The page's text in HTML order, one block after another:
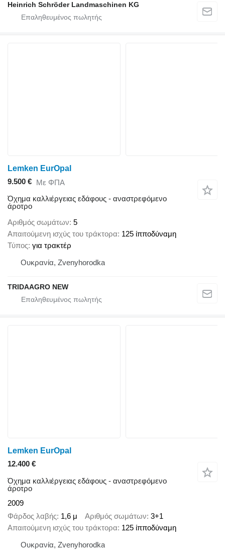
Heinrich Schröder Landmaschinen KG
Lemken EurOpal
9.500 € Με ΦΠΑ
Όχημα καλλιέργειας εδάφους - αναστρεφόμενο
άροτρο
Αριθμός σωμάτων 5
Απαιτούμενη ισχύς του τράκτορα 125 ίπποδύναμη
Τύπος για τρακτέρ
Ουκρανία, Zvenyhorodka
TRIDAAGRO NEW
Lemken EurOpal
12.400 €
Όχημα καλλιέργειας εδάφους - αναστρεφόμενο
άροτρο
2009
Φάρδος λαβής 1,6 μ Αριθμός σωμάτων 3+1
Απαιτούμενη ισχύς του τράκτορα 125 ίπποδύναμη
Ουκρανία, Zvenyhorodka